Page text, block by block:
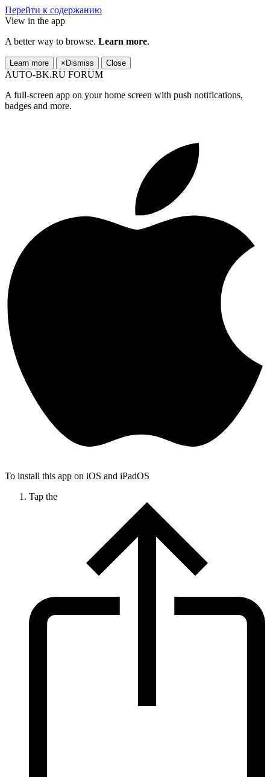
Перейти к содержанию
View in the app
A better way to browse. Learn more.
Learn more × Dismiss Close
AUTO-BK.RU FORUM
A full-screen app on your home screen with push notifications,
badges and more.
To install this app on iOS and iPadOS
Tap the